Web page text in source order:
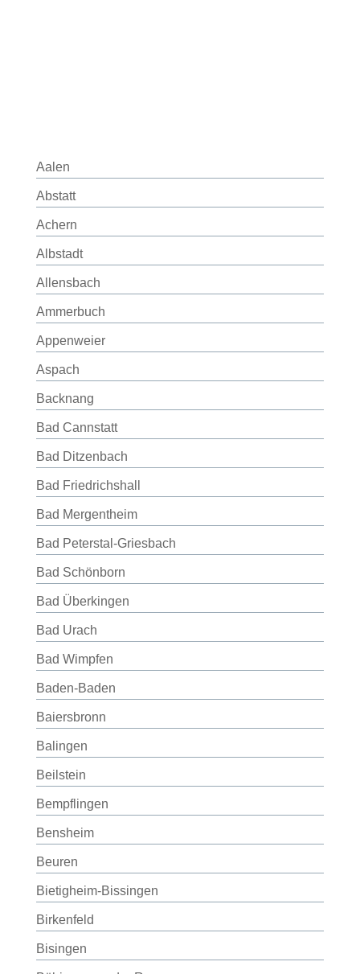
Aalen
Abstatt
Achern
Albstadt
Allensbach
Ammerbuch
Appenweier
Aspach
Backnang
Bad Cannstatt
Bad Ditzenbach
Bad Friedrichshall
Bad Mergentheim
Bad Peterstal-Griesbach
Bad Schönborn
Bad Überkingen
Bad Urach
Bad Wimpfen
Baden-Baden
Baiersbronn
Balingen
Beilstein
Bempflingen
Bensheim
Beuren
Bietigheim-Bissingen
Birkenfeld
Bisingen